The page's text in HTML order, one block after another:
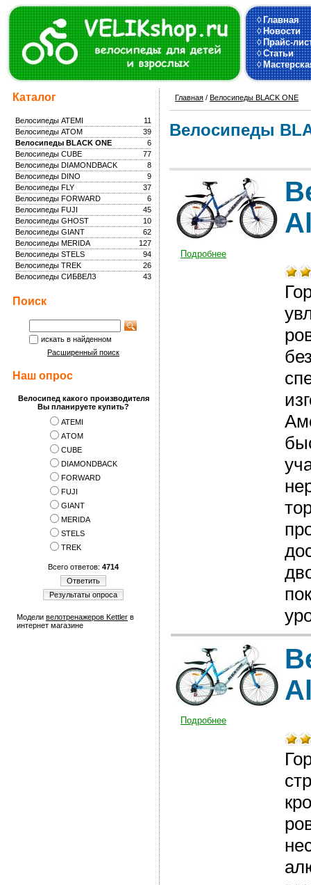
◊Главная
◊Новости
◊Прайс-
◊Статьи
◊
Каталог
11
Велосипеды ATEMI
39
Велосипеды ATOM
6
Велосипеды BLACK ONE
77
Велосипеды CUBE
8
Велосипеды DIAMONDBACK
9
Велосипеды DINO
37
Велосипеды FLY
6
Велосипеды FORWARD
45
Велосипеды FUJI
10
Велосипеды GHOST
62
Велосипеды GIANT
127
Велосипеды MERIDA
94
Велосипеды STELS
26
Велосипеды TREK
43
Велосипеды СИБВЕЛЗ
Поиск
искать в найденном
Расширенный поиск
Наш опрос
Велосипед какого производителя
Вы планируете купить?
ATEMI
АTOM
CUBE
DIAMONDBACK
FORWARD
FUJI
GIANT
MERIDA
STELS
TREK
Всего ответов: 4714
Ответить
Результаты опроса
Модели велотренажеров Kettler в
интернет магазине
Главная / Велосипеды BLACK ONE
Велосипеды
Подробнее
Подробнее